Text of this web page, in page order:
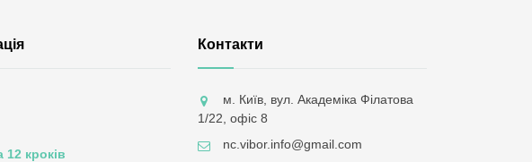
12 кроків
Контакти
м. Київ, вул. Академіка Філатова
1/22, офіс 8
nc.vibor.info@gmail.com